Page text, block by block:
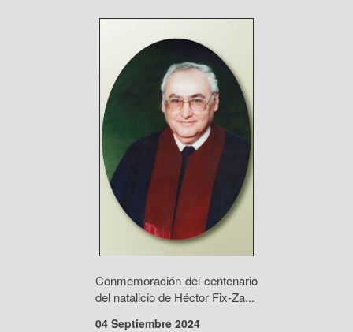
Conmemoración del centenario
del natalicio de Héctor Fix-Za...
04 Septiembre 2024